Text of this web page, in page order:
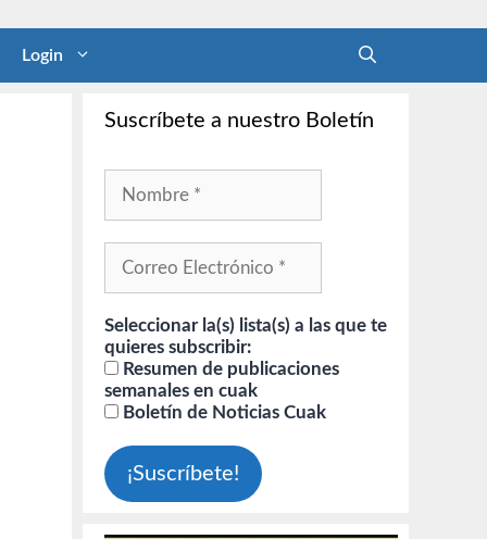
Login
Suscríbete a nuestro Boletín
Seleccionar la(s) lista(s) a las que te
quieres subscribir:
Resumen de publicaciones
semanales en cuak
Boletín de Noticias Cuak